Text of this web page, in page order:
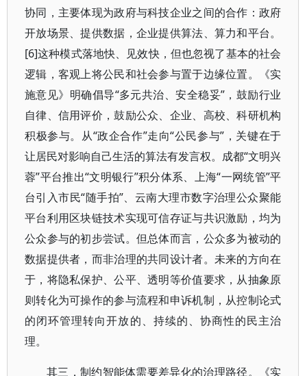
协同，主要体现为政府与科技企业之间的合作：政府
开放场景、提供数据，企业提供算法、算力和平台。
[6]这种模式落地快、见效快，但也忽视了基本的社会
逻辑，客观上将公民和社会参与置于边缘位置。《实
施意见》明确倡导“多元共治、安全稳妥”，鼓励行业
自律、信用评价，鼓励公众、企业、高校、科研机构
积极参与。从“政企合作”走向“公民参与”，关键在于
让居民对影响自己生活的算法有发言权。成都“文明兴
蓉”平台推出“文明银行”积分体系、上海“一网统管”平
台引入市民“随手拍”、云南大理市数字治理公众聚能
平台利用区块链技术实现可信存证与共识激励，均为
公众参与的初步尝试。但总体而言，公众多为被动的
数据提供者，而非治理的共同设计者。未来的方向在
于，将隐私保护、公平、透明等价值要求，从抽象原
则转化为可操作的参与流程和申诉机制，从控制论式
的闭环管理转向开放的、持续的、协商性的民主治
理。
其三，制约智能体需要差异化的治理路径。《实